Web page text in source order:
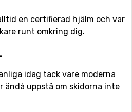
en certifierad hjälm och var
runt omkring dig.
idag tack vare moderna
uppstå om skidorna inte